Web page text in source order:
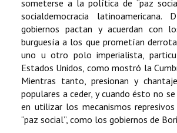
someterse a la política de “paz
socialdemocracia
gobiernos pactan y acuerdan con
burguesía a los que prometían
uno u otro polo imperialista,
Estados Unidos, como mostró la
Mientras tanto, presionan y
populares a ceder, y cuando ésto no
en utilizar los mecanismos
“paz social”, como los gobiernos de